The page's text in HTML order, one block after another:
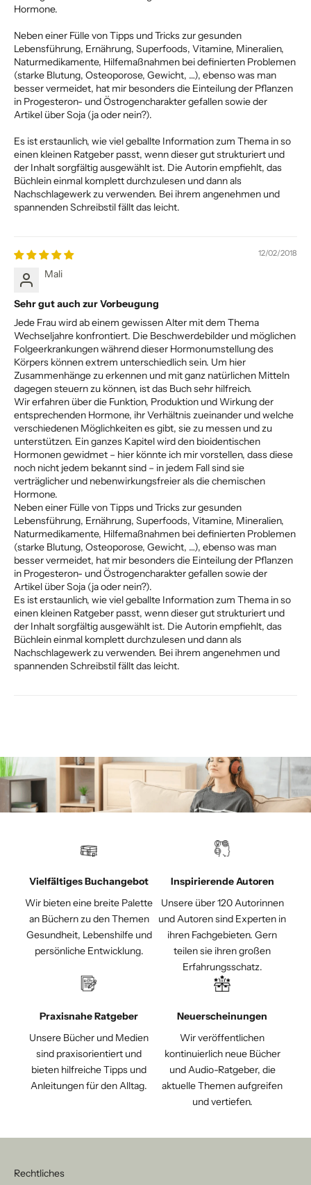
Hormone.
Neben einer Fülle von Tipps und Tricks zur gesunden
Lebensführung, Ernährung, Superfoods, Vitamine, Mineralien,
Naturmedikamente, Hilfemaßnahmen bei definierten Problemen
(starke Blutung, Osteoporose, Gewicht, …), ebenso was man
besser vermeidet, hat mir besonders die Einteilung der Pflanzen
in Progesteron- und Östrogencharakter gefallen sowie der
Artikel über Soja (ja oder nein?).
Es ist erstaunlich, wie viel geballte Information zum Thema in so
einen kleinen Ratgeber passt, wenn dieser gut strukturiert und
der Inhalt sorgfältig ausgewählt ist. Die Autorin empfiehlt, das
Büchlein einmal komplett durchzulesen und dann als
Nachschlagewerk zu verwenden. Bei ihrem angenehmen und
spannenden Schreibstil fällt das leicht.
12/02/2018
Mali
Sehr gut auch zur Vorbeugung
Jede Frau wird ab einem gewissen Alter mit dem Thema
Wechseljahre konfrontiert. Die Beschwerdebilder und möglichen
Folgeerkrankungen während dieser Hormonumstellung des
Körpers können extrem unterschiedlich sein. Um hier
Zusammenhänge zu erkennen und mit ganz natürlichen Mitteln
dagegen steuern zu können, ist das Buch sehr hilfreich.
Wir erfahren über die Funktion, Produktion und Wirkung der
entsprechenden Hormone, ihr Verhältnis zueinander und welche
verschiedenen Möglichkeiten es gibt, sie zu messen und zu
unterstützen. Ein ganzes Kapitel wird den bioidentischen
Hormonen gewidmet – hier könnte ich mir vorstellen, dass diese
noch nicht jedem bekannt sind – in jedem Fall sind sie
verträglicher und nebenwirkungsfreier als die chemischen
Hormone.
Neben einer Fülle von Tipps und Tricks zur gesunden
Lebensführung, Ernährung, Superfoods, Vitamine, Mineralien,
Naturmedikamente, Hilfemaßnahmen bei definierten Problemen
(starke Blutung, Osteoporose, Gewicht, …), ebenso was man
besser vermeidet, hat mir besonders die Einteilung der Pflanzen
in Progesteron- und Östrogencharakter gefallen sowie der
Artikel über Soja (ja oder nein?).
Es ist erstaunlich, wie viel geballte Information zum Thema in so
einen kleinen Ratgeber passt, wenn dieser gut strukturiert und
der Inhalt sorgfältig ausgewählt ist. Die Autorin empfiehlt, das
Büchlein einmal komplett durchzulesen und dann als
Nachschlagewerk zu verwenden. Bei ihrem angenehmen und
spannenden Schreibstil fällt das leicht.
Vielfältiges Buchangebot
Wir bieten eine breite Palette
an Büchern zu den Themen
Gesundheit, Lebenshilfe und
persönliche Entwicklung.
Inspirierende Autoren
Unsere über 120 Autorinnen
und Autoren sind Experten in
ihren Fachgebieten. Gern
teilen sie ihren großen
Erfahrungsschatz.
Praxisnahe Ratgeber
Unsere Bücher und Medien
sind praxisorientiert und
bieten hilfreiche Tipps und
Anleitungen für den Alltag.
Neuerscheinungen
Wir veröffentlichen
kontinuierlich neue Bücher
und Audio-Ratgeber, die
aktuelle Themen aufgreifen
und vertiefen.
Rechtliches